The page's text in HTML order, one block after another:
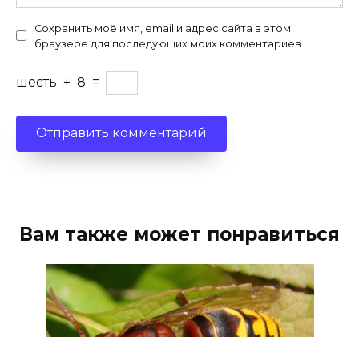
Сохранить моё имя, email и адрес сайта в этом
браузере для последующих моих комментариев.
шесть + 8 =
Вам также может понравиться